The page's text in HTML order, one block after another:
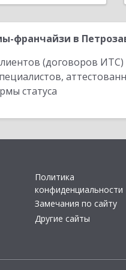
франчайзи в
(договоров
статуса
Политика
конфиденциальности
Замечания по сайту
Другие сайты